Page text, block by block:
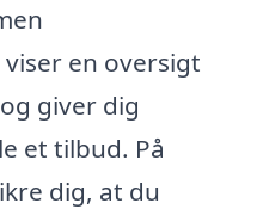
en oversigt
giver dig
et tilbud. På
dig, at du